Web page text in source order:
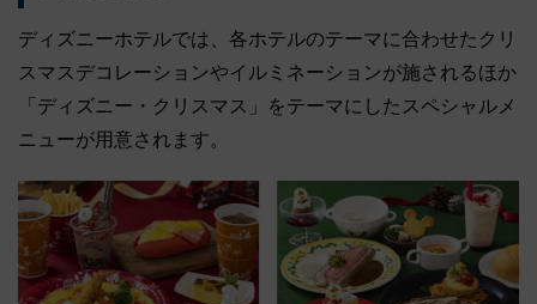
ディズニーホテルでは、各ホテルのテーマに合わせたクリ
スマスデコレーションやイルミネーションが施されるほか
「ディズニー・クリスマス」をテーマにしたスペシャルメ
ニューが用意されます。